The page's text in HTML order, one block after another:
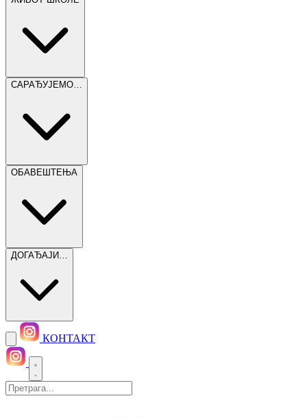
САРАЂУЈЕМО…
ОБАВЕШТЕЊА
ДОГАЂАЈИ…
КОНТАКТ